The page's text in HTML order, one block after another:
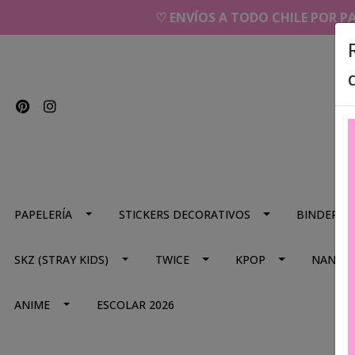
♡ ENVÍOS A TODO CHILE POR
PAPELERÍA STICKERS DECORATIVOS BINDERS
SKZ (STRAY KIDS) TWICE KPOP NANA
ANIME ESCOLAR 2026